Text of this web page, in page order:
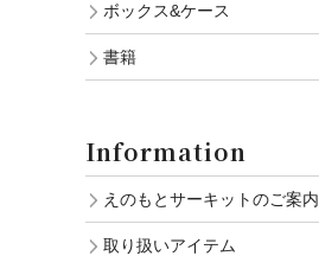
ボックス&ケース
書籍
Information
えのもとサーキットのご案内
取り扱いアイテム